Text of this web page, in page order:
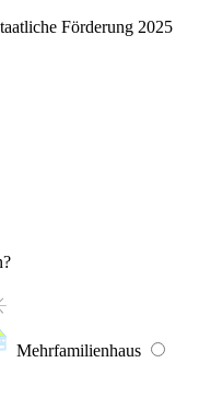
Förderung 2025
Mehrfamilienhaus